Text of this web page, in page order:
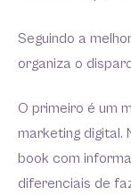
Seguindo a
organiza o
O primeiro é um
marketing digital.
book com
diferenciais de